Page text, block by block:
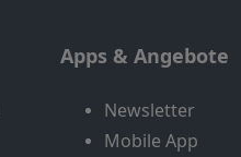
Apps & Angebote
Newsletter
Mobile App